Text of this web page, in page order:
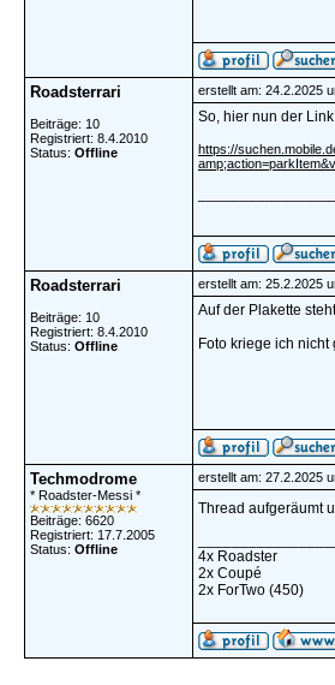
Roadsterrari
Beiträge: 10
Registriert: 8.4.2010
Status: Offline
erstellt am: 24.2.2025
So, hier nun der
https://
Roadsterrari
Beiträge: 10
Registriert: 8.4.2010
Status: Offline
erstellt am: 25.2.2025
Auf der Plakette
Foto kriege ich nicht
Techmodrome
* Roadster-Messi *
Beiträge: 6620
Registriert: 17.7.2005
Status: Offline
erstellt am: 27.2.2025
Thread aufgeräumt
4x Roadster
2x Coupé
2x ForTwo (450)